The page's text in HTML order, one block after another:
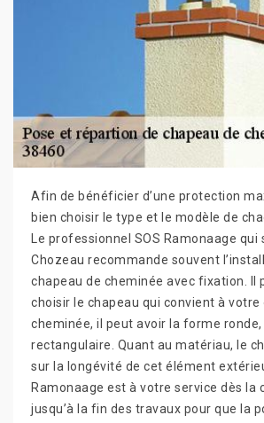
Afin de bénéficier d’une protection
bien choisir le type et le modèle de
Le professionnel SOS Ramonaage qui
Chozeau recommande souvent
chapeau de cheminée avec fixation. Il
choisir le chapeau qui convient à votre
cheminée, il peut avoir la forme ronde,
rectangulaire. Quant au matériau, le
sur la longévité de cet élément
Ramonaage est à votre service dès la
jusqu’à la fin des travaux pour que la